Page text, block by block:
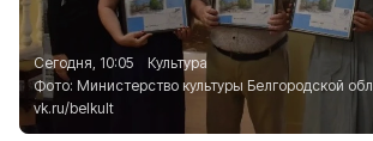
Сегодня, 10:05
Культура
Фото: Министерство культуры Белгородской
vk.ru/belkult